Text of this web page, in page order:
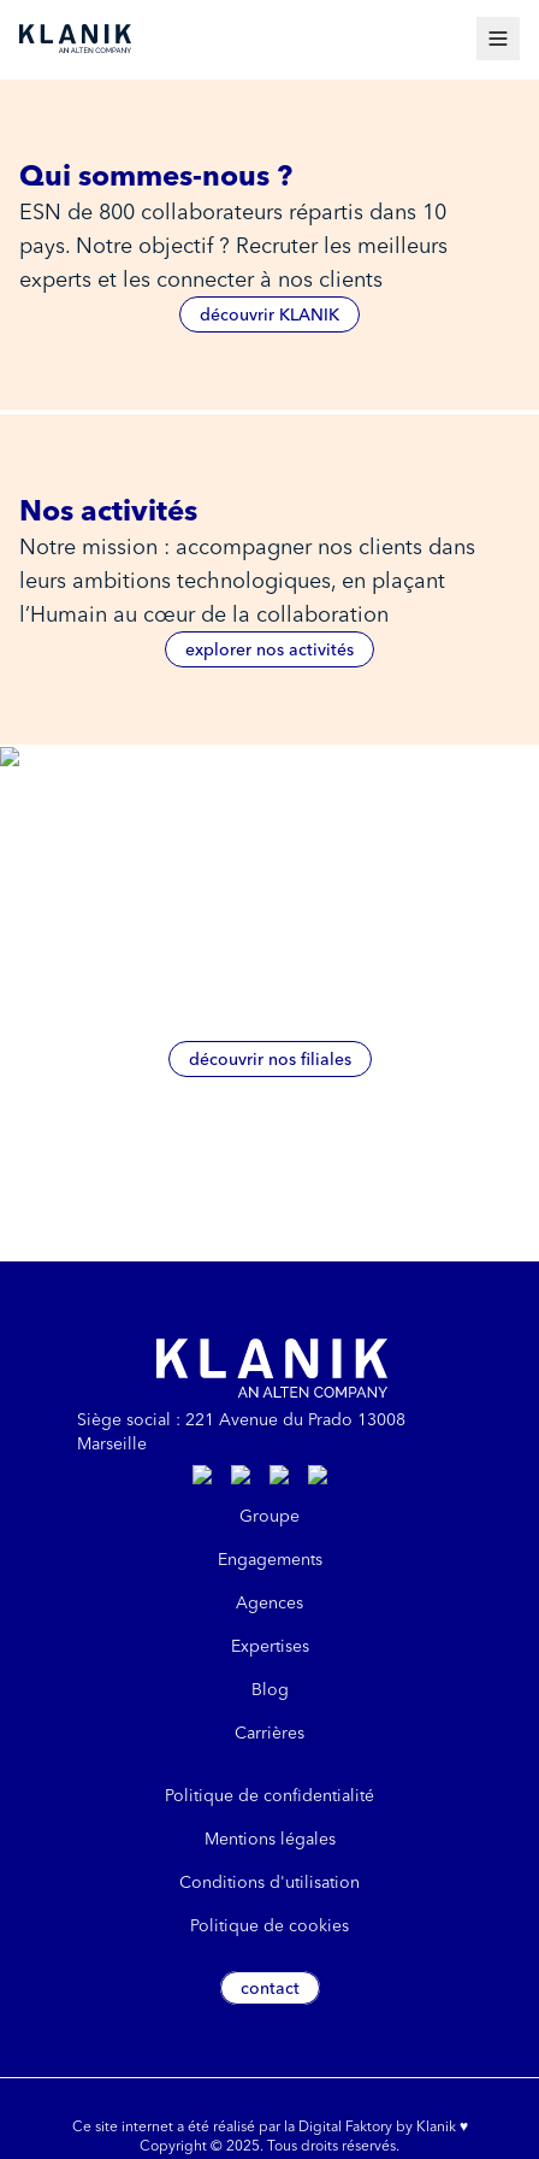
Découvrez le groupe KLANIK
Qui sommes-nous ?
ESN de 800 collaborateurs répartis dans 10
pays. Notre objectif ? Recruter les meilleurs
experts et les connecter à nos clients
découvrir KLANIK
Nos activités
Notre mission : accompagner nos clients dans
leurs ambitions technologiques, en plaçant
l’Humain au cœur de la collaboration
explorer nos activités
découvrir nos filiales
Siège social : 221 Avenue du Prado 13008
Marseille
https://www.linkedin.com/company/
https://www.instagram.com/
https://www.youtube.com/
https://www.tiktok.com/
Groupe
Engagements
Agences
Expertises
Blog
Carrières
Politique de confidentialité
Mentions légales
Conditions d'utilisation
Politique de cookies
contact
Ce site internet a été réalisé par la Digital Faktory by Klanik ♥
Copyright © 2025. Tous droits réservés.